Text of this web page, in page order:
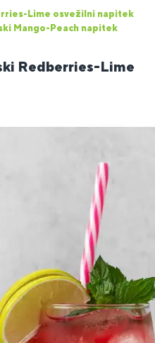
Lime osvežilni napitek
Mango-Peach napitek
Redberries-Lime